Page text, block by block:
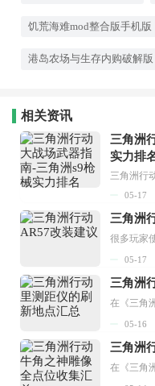
饥荒海难mod整合版手机版
港岛农场与生存内购破解版
相关资讯
三角洲
实力排
05-17
三角洲
05-17
三角洲
05-16
三角洲